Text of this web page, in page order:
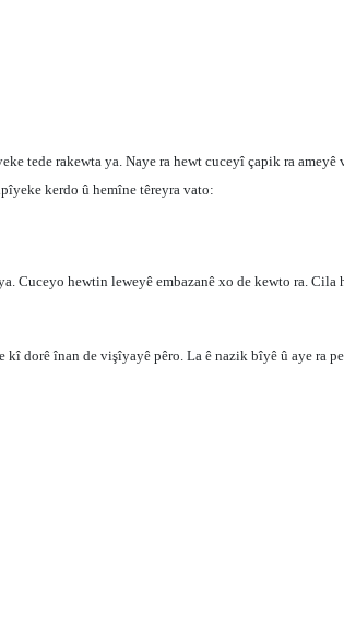
tede rakewta ya. Naye ra hewt cuceyî çapik ra ameyê
kerdo û hemîne têreyra vato:
Cuceyo hewtin leweyê embazanê xo de kewto ra. Cila
dorê înan de vişîyayê pêro. La ê nazik bîyê û aye ra